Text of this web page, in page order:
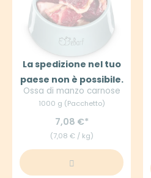
La spedizione nel tuo
paese non è possibile.
Ossa di manzo carnose
1000 g (Pacchetto)
7,08 €
(7,08 € / kg)